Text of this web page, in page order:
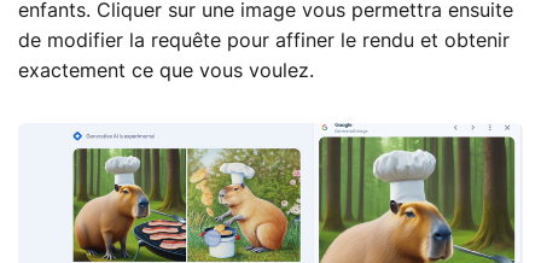
enfants. Cliquer sur une image vous permettra ensuite
de modifier la requête pour affiner le rendu et obtenir
exactement ce que vous voulez.